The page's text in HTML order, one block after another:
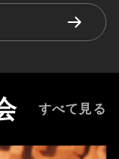
すべて見る